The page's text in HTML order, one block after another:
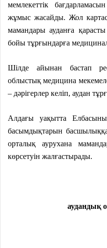
мемлекеттік
жұмыс жасайды. Жол
мамандары ауданға
бойы тұрғындарға
Шілде айынан бастап
облыстық медицина
– дәрігерлер келіп, аудан
Алдағы уақытта
басымдықтарын
орталық аурухана
көрсетуін жалғастырады.
аудандық